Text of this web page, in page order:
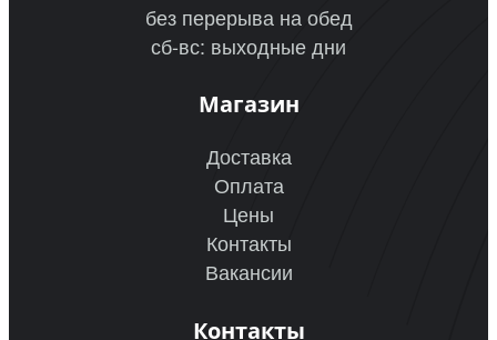
без перерыва на обед
сб-вс: выходные дни
Магазин
Доставка
Оплата
Цены
Контакты
Вакансии
Контакты